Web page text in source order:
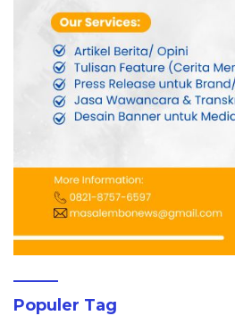
Populer Tag